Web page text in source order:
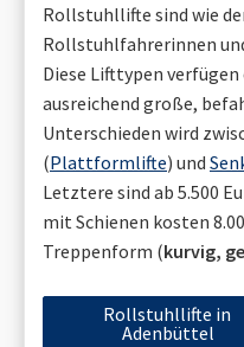
Rollstuhllifte sind wie
Rollstuhlfahrerinnen
Diese Lifttypen
ausreichend große,
Unterschieden wird
(Plattformlifte) und
Letztere sind ab 5.500
mit Schienen kosten
Treppenform (kurvig,
Rollstuhllifte in
Adenbüttel